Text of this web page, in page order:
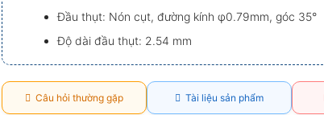
Đầu thụt: Nón cụt, đường kính φ0.79mm, góc 35°
Độ dài đầu thụt: 2.54 mm
Câu hỏi thường gặp Tài liệu sản phẩm